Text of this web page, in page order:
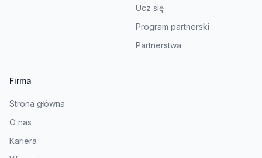
Ucz się
Program partnerski
Partnerstwa
Firma
Strona główna
O nas
Kariera